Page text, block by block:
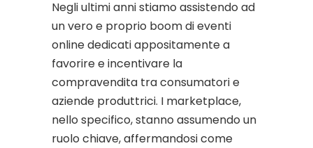
Negli ultimi anni stiamo assistendo ad
un vero e proprio boom di eventi
online dedicati appositamente a
favorire e incentivare la
compravendita tra consumatori e
aziende produttrici. I marketplace,
nello specifico, stanno assumendo un
ruolo chiave, affermandosi come